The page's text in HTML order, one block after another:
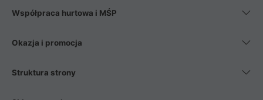
Współpraca hurtowa i MŚP
Okazja i promocja
Struktura strony